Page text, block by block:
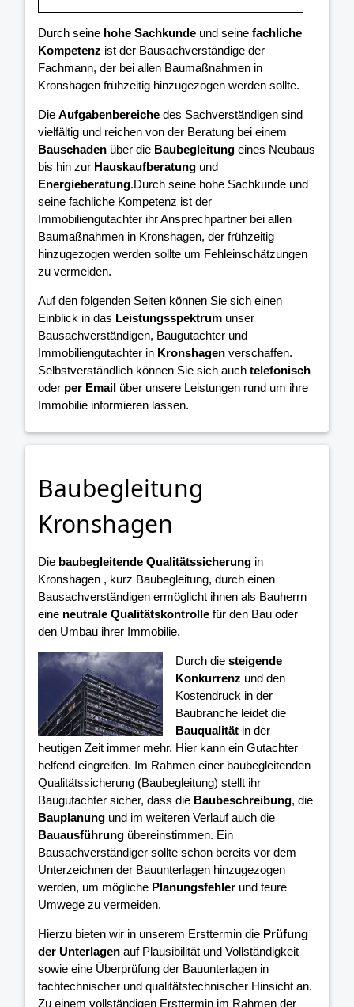
Durch seine hohe Sachkunde und seine fachliche
Kompetenz ist der Bausachverständige der
Fachmann, der bei allen Baumaßnahmen in
Kronshagen frühzeitig hinzugezogen werden sollte.
Die Aufgabenbereiche des Sachverständigen sind
vielfältig und reichen von der Beratung bei einem
Bauschaden über die Baubegleitung eines Neubaus
bis hin zur Hauskaufberatung und
Energieberatung.Durch seine hohe Sachkunde und
seine fachliche Kompetenz ist der
Immobiliengutachter ihr Ansprechpartner bei allen
Baumaßnahmen in Kronshagen, der frühzeitig
hinzugezogen werden sollte um Fehleinschätzungen
zu vermeiden.
Auf den folgenden Seiten können Sie sich einen
Einblick in das Leistungsspektrum unser
Bausachverständigen, Baugutachter und
Immobiliengutachter in Kronshagen verschaffen.
Selbstverständlich können Sie sich auch telefonisch
oder per Email über unsere Leistungen rund um ihre
Immobilie informieren lassen.
Baubegleitung
Kronshagen
Die baubegleitende Qualitätssicherung in
Kronshagen , kurz Baubegleitung, durch einen
Bausachverständigen ermöglicht ihnen als Bauherrn
eine neutrale Qualitätskontrolle für den Bau oder
den Umbau ihrer Immobilie.
Durch diesteigende
Konkurrenz und den
Kostendruck in der
Baubranche leidet die
Bauqualität in der
heutigen Zeit immer mehr. Hier kann ein Gutachter
helfend eingreifen. Im Rahmen einer baubegleitenden
Qualitätssicherung (Baubegleitung) stellt ihr
Baugutachter sicher, dass die Baubeschreibung, die
Bauplanung und im weiteren Verlauf auch die
Bauausführung übereinstimmen. Ein
Bausachverständiger sollte schon bereits vor dem
Unterzeichnen der Bauunterlagen hinzugezogen
werden, um mögliche Planungsfehler und teure
Umwege zu vermeiden.
Hierzu bieten wir in unserem Ersttermin die Prüfung
der Unterlagen auf Plausibilität und Vollständigkeit
sowie eine Überprüfung der Bauunterlagen in
fachtechnischer und qualitätstechnischer Hinsicht an.
Zu einem vollständigen Ersttermin im Rahmen der